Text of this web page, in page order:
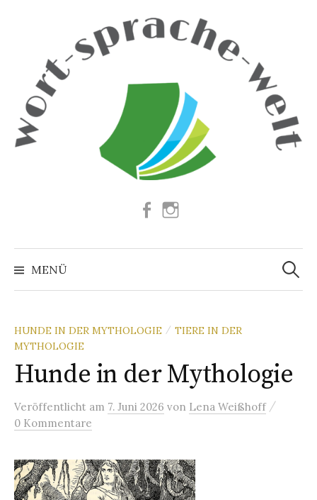
Facebook
MENÜ
Suchen
nach:
HUNDE IN DER MYTHOLOGIE / TIERE IN DER
MYTHOLOGIE
Hunde in der Mythologie
Veröffentlicht am 7. Juni 2026 von Lena Weißhoff /
0 Kommentare